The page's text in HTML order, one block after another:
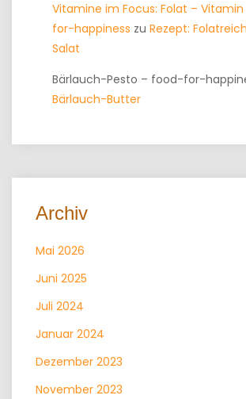
Vitamine im Focus: Folat –
for-happiness zu Rezept:
Salat
Bärlauch-Pesto – food-for-
Bärlauch-Butter
Archiv
Mai 2026
Juni 2025
Juli 2024
Januar 2024
Dezember 2023
November 2023